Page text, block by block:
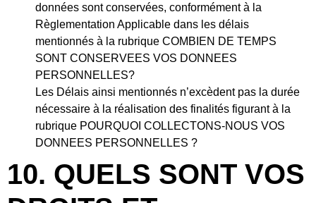
données sont conservées, conformément à la
Règlementation Applicable dans les délais
mentionnés à la rubrique COMBIEN DE TEMPS
SONT CONSERVEES VOS DONNEES
PERSONNELLES?
Les Délais ainsi mentionnés n’excèdent pas la durée
nécessaire à la réalisation des finalités figurant à la
rubrique POURQUOI COLLECTONS-NOUS VOS
DONNEES PERSONNELLES ?
10. QUELS SONT VOS